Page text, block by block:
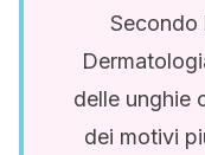
Secondo
delle unghie
dei motivi